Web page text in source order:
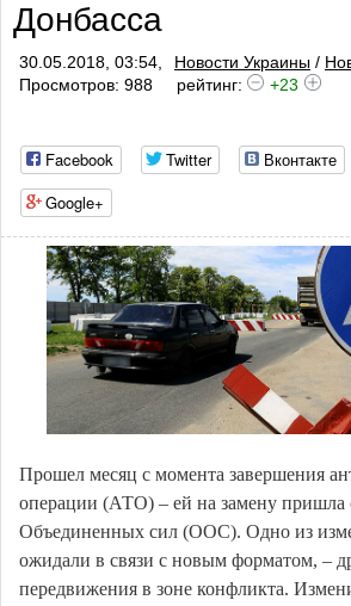
Донбасса
30.05.2018, 03:54, Новости Украины /
Просмотров: 988
рейтинг: +23
Facebook Twitter Вконтакте
Google+
Прошел месяц с момента завершения
операции (АТО) – ей на замену пришла
Объединенных сил (ООС). Одно из
ожидали в связи с новым форматом, –
передвижения в зоне конфликта.